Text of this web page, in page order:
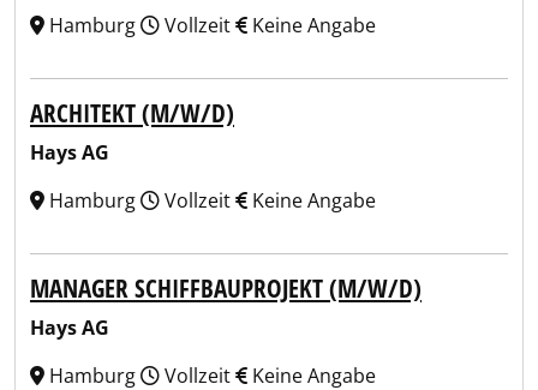
Hamburg
Vollzeit Keine Angabe
ARCHITEKT (M/W/D)
Hays AG
Hamburg
Vollzeit Keine Angabe
MANAGER SCHIFFBAUPROJEKT (M/W/D)
Hays AG
Hamburg
Vollzeit Keine Angabe